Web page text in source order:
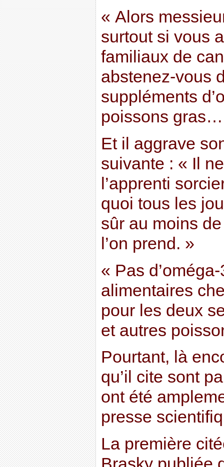
« Alors
surtout si vous
familiaux de
abstenez-vous
suppléments
poissons
Et il aggrave
suivante : « Il
l’apprenti
quoi tous les
sûr au moins
l’on prend. »
« Pas
alimentaires
pour les deux
et autres
Pourtant, là
qu’il cite sont
ont été
presse
La première